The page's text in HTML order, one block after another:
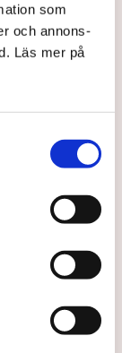
som
och annons-
Läs mer på
till
i